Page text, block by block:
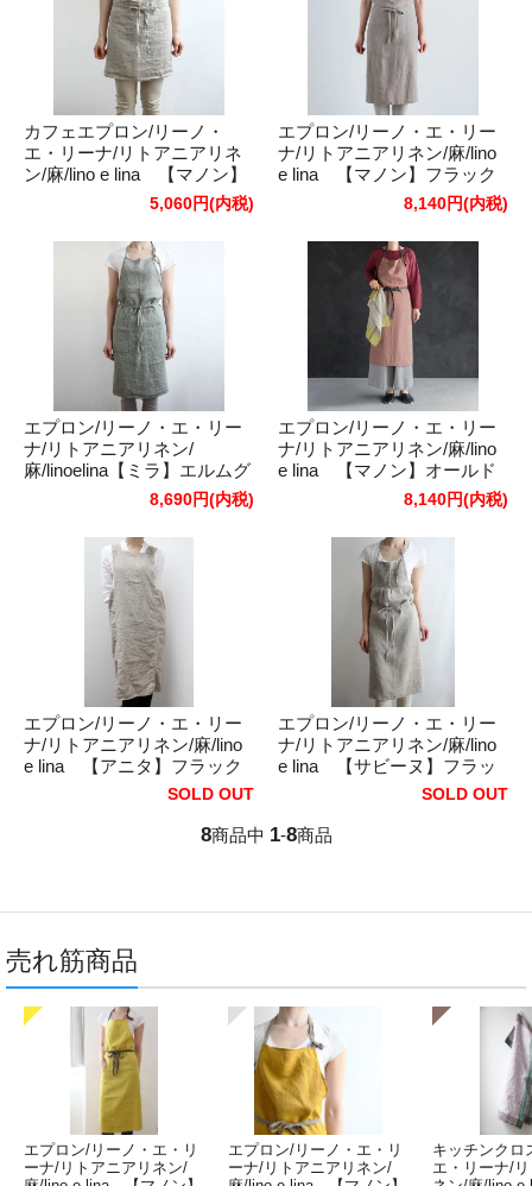
カフェエプロン/リーノ・
エ・リーナ/リトアニアリネ
ン/麻/lino e lina 【マノン】
5,060円(内税)
エプロン/リーノ・エ・リー
ナ/リトアニアリネン/麻/lino
e lina 【マノン】フラック
8,140円(内税)
エプロン/リーノ・エ・リー
ナ/リトアニアリネン/
麻/linoelina【ミラ】エルムグ
8,690円(内税)
エプロン/リーノ・エ・リー
ナ/リトアニアリネン/麻/lino
e lina 【マノン】オールド
8,140円(内税)
エプロン/リーノ・エ・リー
ナ/リトアニアリネン/麻/lino
e lina 【アニタ】フラック
SOLD OUT
エプロン/リーノ・エ・リー
ナ/リトアニアリネン/麻/lino
e lina 【サビーヌ】フラッ
SOLD OUT
8商品中 1-8商品
売れ筋商品
エプロン/リーノ・エ・リ
ーナ/リトアニアリネン/
エプロン/リーノ・エ・リ
ーナ/リトアニアリネン/
キッチンクロ
エ・リーナ/